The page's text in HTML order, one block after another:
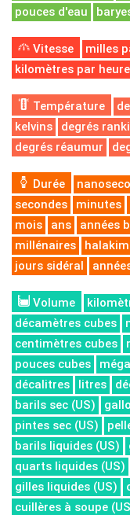
pouces d'eau
Vitesse milles
kilomètres par heure
Température
kelvins
degrés
degrés réaumur
Durée
secondes
minutes
mois
ans années
millénaires
halakim
jours sidéral
Volume
décamètres cubes
centimètres cubes
pouces cubes
décalitres
litres
barils sec (US)
pintes sec (US)
barils liquides (US)
quarts liquides (US)
gilles liquides (US)
cuillères à soupe